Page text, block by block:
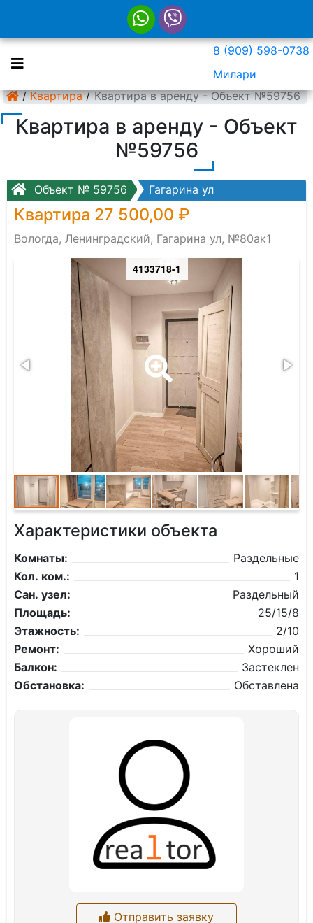
8 (909) 598-0738
Милари
/ Квартира / Квартира в аренду - Объект №59756
Квартира в аренду - Объект
№59756
Объект № 59756 Гагарина ул
Квартира 27 500,00 ₽
Вологда, Ленинградский, Гагарина ул, №80ак1
4133718-1
Характеристики объекта
Комнаты:
Раздельные
Кол. ком.:
1
Сан. узел:
Раздельный
Площадь:
25/15/8
Этажность:
2/10
Ремонт:
Хороший
Балкон:
Застеклен
Обстановка:
Обставлена
Отправить заявку